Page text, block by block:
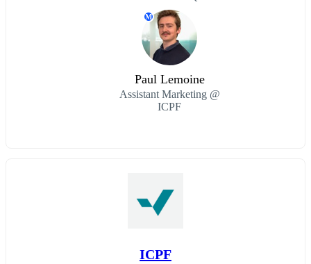
M
Paul Lemoine
Assistant Marketing @
ICPF
ICPF